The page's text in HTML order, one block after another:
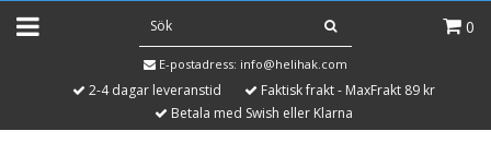
0
E-postadress: info@helihak.com
2-4 dagar leveranstid
Faktisk frakt - MaxFrakt 89 kr
Betala med Swish eller Klarna